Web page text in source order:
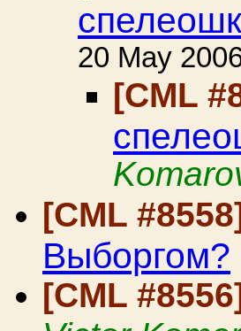
20 May
[CML
[CML
Выборгом?
[CML